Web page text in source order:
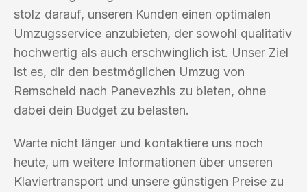
stolz darauf, unseren Kunden einen optimalen
Umzugsservice anzubieten, der sowohl qualitativ
hochwertig als auch erschwinglich ist. Unser Ziel
ist es, dir den bestmöglichen Umzug von
Remscheid nach Panevezhis zu bieten, ohne
dabei dein Budget zu belasten.
Warte nicht länger und kontaktiere uns noch
heute, um weitere Informationen über unseren
Klaviertransport und unsere günstigen Preise zu